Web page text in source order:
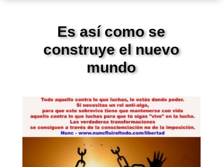
Es así como se
construye el nuevo
mundo